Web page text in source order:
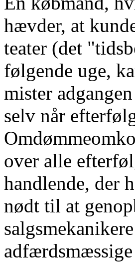
hævder, at
teater (det
følgende uge,
mister
selv når
over alle
handlende, der
nødt til at